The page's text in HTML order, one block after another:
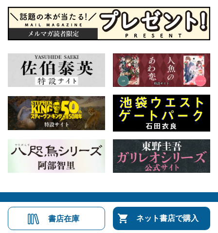
書店在庫 ネット書店で購入
会社概要 自費出版のご案内 お問合せ
株式会社文藝春秋 Number Web
CREA WEB
Copyright © Bungeishunju Ltd.